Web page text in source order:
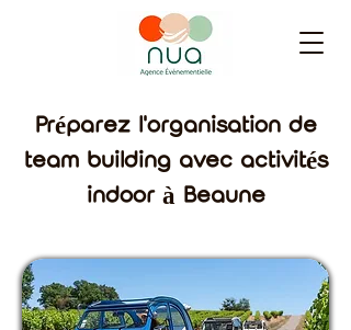
Préparez l'organisation de
team building avec activités
indoor à Beaune